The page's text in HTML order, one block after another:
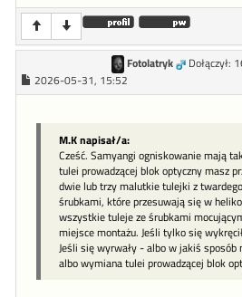
Fotolatryk
Dołączył:
2026-05-31, 15:52
M.K napisał/a:
Cześć. Samyangi ogniskowanie mają
tulei prowadzącej blok optyczny masz
dwie lub trzy malutkie tulejki z
śrubkami, które przesuwają się w
wszystkie tuleje ze śrubkami
miejsce montażu. Jeśli tylko się
Jeśli się wyrwały - albo w jakiś sposób
albo wymiana tulei prowadzącej blok